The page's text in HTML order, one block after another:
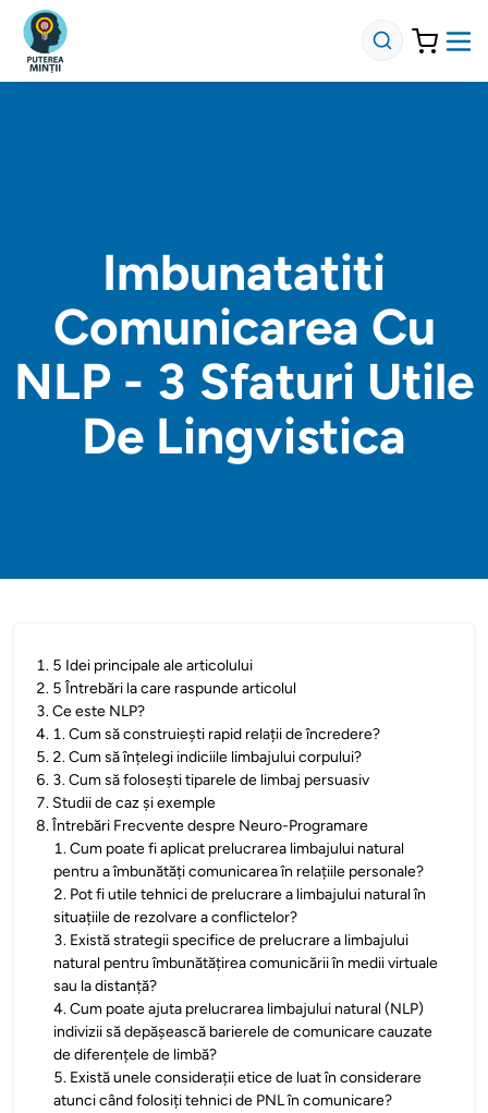
Imbunatatiti
Comunicarea Cu
NLP - 3 Sfaturi Utile
De Lingvistica
1. 5 Idei principale ale articolului
2. 5 Întrebări la care raspunde articolul
3.Ce este NLP?
4. 1. Cum să construiești rapid relații de încredere?
5. 2. Cum să înțelegi indiciile limbajului corpului?
6. 3. Cum să folosești tiparele de limbaj persuasiv
7. Studii de caz și exemple
8.Întrebări Frecvente despre Neuro-Programare
1.Cum poate fi aplicat prelucrarea limbajului natural
pentru a îmbunătăți comunicarea în relațiile personale?
2. Pot fi utile tehnici de prelucrare a limbajului natural în
situațiile de rezolvare a conflictelor?
3. Există strategii specifice de prelucrare a limbajului
natural pentru îmbunătățirea comunicării în medii virtuale
sau la distanță?
4.Cum poate ajuta prelucrarea limbajului natural (NLP)
indivizii să depășească barierele de comunicare cauzate
de diferențele de limbă?
5. Există unele considerații etice de luat în considerare
atunci când folosiți tehnici de PNL în comunicare?